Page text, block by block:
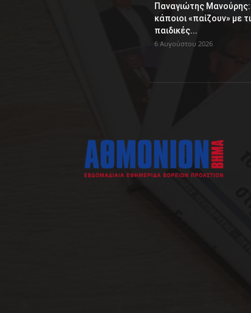
Παναγιώτης
κάποιοι «παίζουν» με
παιδικές...
6 Αυγούστου 2026